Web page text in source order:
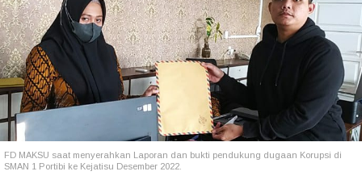
FD MAKSU saat menyerahkan Laporan dan bukti pendukung dugaan Korupsi di
SMAN 1 Portibi ke Kejatisu Desember 2022.